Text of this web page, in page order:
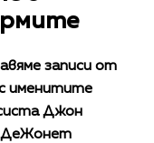
записи от
с именитите
Джон
ДеЖонет